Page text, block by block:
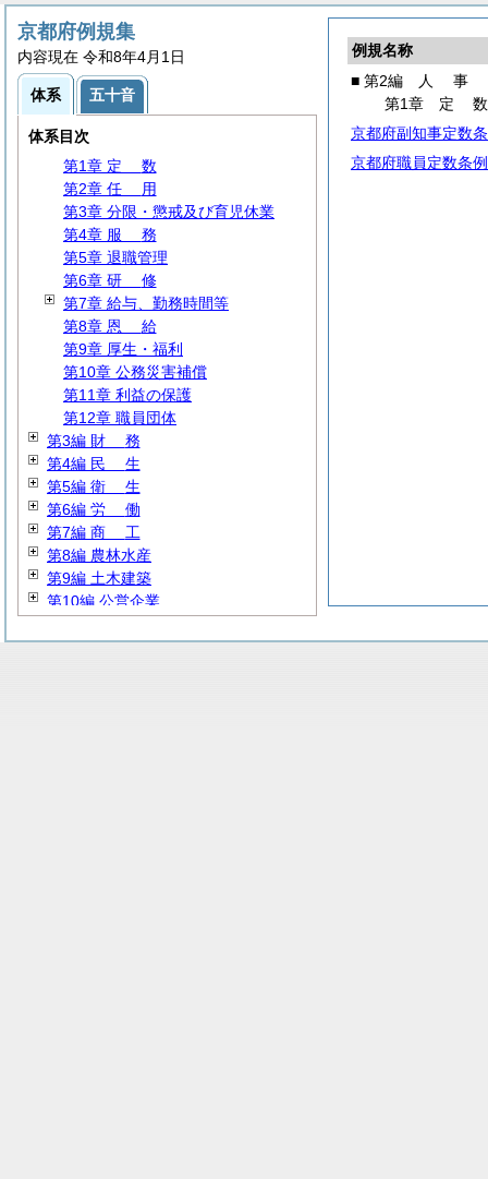
例規名称
■ 第2編
人 事
第1章 定数
京都府副知事定数
京都府職員定数条例
京都府例規集
内容現在 令和8年4月1日
体系 五十音
体系目次
第1編総規
第2編
第1章 定 数
第2章 任
用
第3章 分限・懲戒及び育児休業
第4章 服 務
第5章 退職管理
第6章 研 修
第7章 給与、勤務時間等
第8章 恩 給
第9章 厚生・福利
第10章 公務災害補償
第11章 利益の保護
第12章 職員団体
第3編 財 務
第4編 民 生
第5編 衛 生
第6編 労 働
第7編 商 工
第8編 農林水産
第9編 土木建築
第10編 公営企業
第12編警察